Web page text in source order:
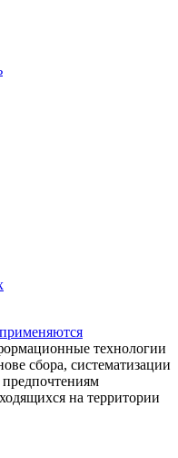
применяются
технологии
сбора, систематизации
на территории